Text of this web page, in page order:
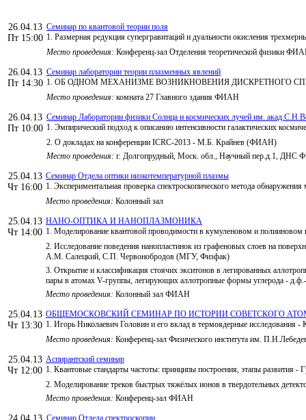
26.04.13
Пт 15:00
Семинар по квантовой теории поля
1. Размерная редукция супергравитаций и дуальности окисления
Место проведения: Конференц-зал Отделения теоретической физики
26.04.13
Пт 14:30
Семинар лаборатории теории плазменных явлений
1. ОБ ОДНОМ МЕХАНИЗМЕ ВОЗНИКНОВЕНИЯ ДИСКРЕТНОГО
Место проведения: комната 27 Главного здания ФИАН
26.04.13
Пт 10:00
Семинар Лаборатории физики Солнца и космических лучей им.
1. Эмпирический подход к описанию интенсивности галактических
2. О докладах на конференции ICRC-2013 - М.Б. Крайнев (ФИАН)
Место проведения: г. Долгопрудный, Моск. обл., Научный пер.д.1,
25.04.13
Чт 16:00
Семинар Отдела оптики низкотемпературной плазмы
1. Экспериментальная проверка спектроскопического метода
Место проведения: Колонный зал
25.04.13
Чт 14:00
НАНО-ОПТИКА И НАНОПЛАЗМОНИКА
1. Моделирование квантовой проводимости в кумуленовом и
2. Исследование поведения нанопластинок из графеновых слоев на
А.М. Салецкий, С.П. Червонобродов (МГУ, Физфак)
3. Открытие и классификация стоячих экситонов в легированных
пары в атомах V-группы, легирующих аллотропные формы углерода
Место проведения: Колонный зал ФИАН
25.04.13
Чт 13:30
ОБЩЕМОСКОВСКИЙ СЕМИНАР ПО ИСТОРИИ СОВЕТСКОГО
1. Игорь Николаевич Головин и его вклад в термоядерные
Место проведения: Конференц-зал Физического института им.
25.04.13
Чт 12:00
Аспирантский семинар
1. Квантовые стандарты частоты: принципы построения, этапы развития
2. Моделирование треков быстрых тяжёлых ионов в твердотельных
Место проведения: Конференц-зал ФИАН
Семинар Отдела спектроскопии